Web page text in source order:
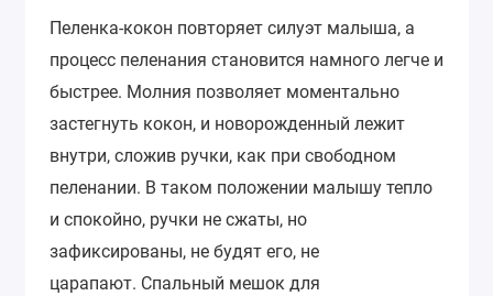
Пеленка-кокон повторяет силуэт малыша, а
процесс пеленания становится намного легче и
быстрее. Молния позволяет моментально
застегнуть кокон, и новорожденный лежит
внутри, сложив ручки, как при свободном
пеленании. В таком положении малышу тепло
и спокойно, ручки не сжаты, но
зафиксированы, не будят его, не
царапают. Спальный мешок для